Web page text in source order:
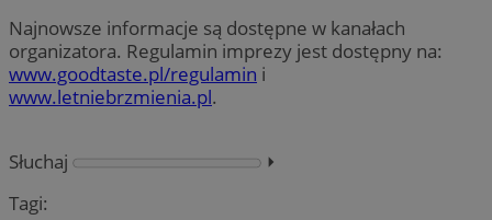
Najnowsze informacje są dostępne w kanałach
organizatora. Regulamin imprezy jest dostępny na:
www.goodtaste.pl/regulamin i
www.letniebrzmienia.pl.
Słuchaj
⏵︎
Tagi: